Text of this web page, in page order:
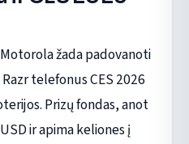
žada padovanoti
telefonus CES 2026
Prizų fondas, anot
ir apima keliones į